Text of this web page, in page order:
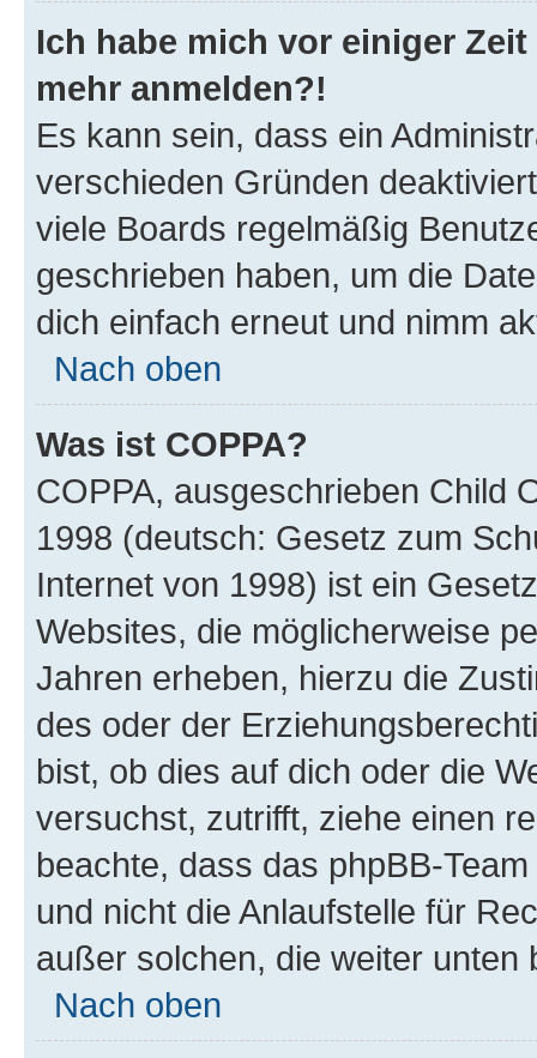
Ich habe mich vor einiger
mehr anmelden?!
Es kann sein, dass ein
verschieden Gründen
viele Boards regelmäßig
geschrieben haben, um die
dich einfach erneut und nimm
Nach oben
Was ist COPPA?
COPPA, ausgeschrieben Child
1998 (deutsch: Gesetz zum
Internet von 1998) ist ein
Websites, die möglicherweise
Jahren erheben, hierzu die
des oder der
bist, ob dies auf dich oder die
versuchst, zutrifft, ziehe einen
beachte, dass das phpBB-
und nicht die Anlaufstelle für
außer solchen, die weiter unten
Nach oben